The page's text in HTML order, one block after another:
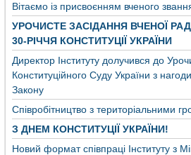
Вітаємо із присвоєнням вченого
УРОЧИСТЕ ЗАСІДАННЯ ВЧЕНОЇ
30-РІЧЧЯ КОНСТИТУЦІЇ УКРАЇНИ
Директор Інституту долучився до
Конституційного Суду України з
Закону
Співробітництво з територіальними
З ДНЕМ КОНСТИТУЦІЇ УКРАЇНИ!
Новий формат співпраці Інституту з